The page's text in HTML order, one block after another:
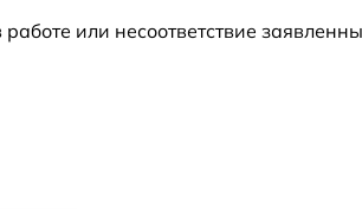
или несоответствие